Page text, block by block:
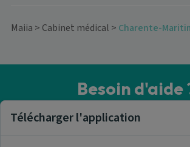
Maiia > Cabinet médical > Charente-
Besoin d'aide
Visitez notre centre de support ou
Télécharger l'application